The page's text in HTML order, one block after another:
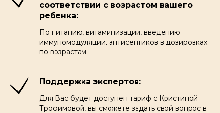
соответствии с возрастом вашего
ребенка:
По питанию, витаминизации, введению
иммуномодуляции, антисептиков в дозировках
по возрастам.
Поддержка экспертов:
Для Вас будет доступен тариф с Кристиной
Трофимовой, вы сможете задать свой вопрос в